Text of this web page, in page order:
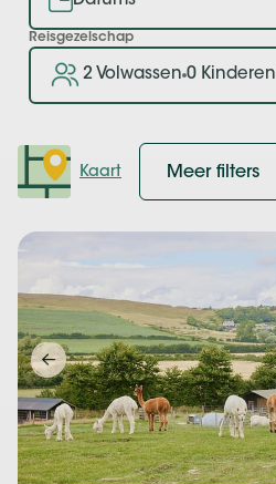
Reisgezelschap
2 Volwassen 0 Kinderen
Kaart Meer filters